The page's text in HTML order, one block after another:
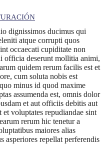
dignissimos ducimus qui
atque corrupti quos
occaecati cupiditate non
officia deserunt mollitia animi,
quidem rerum facilis est et
cum soluta nobis est
minus id quod maxime
assumenda est, omnis dolor
et aut officiis debitis aut
et voluptates repudiandae sint
rerum hic tenetur a
maiores alias
asperiores repellat perferendis